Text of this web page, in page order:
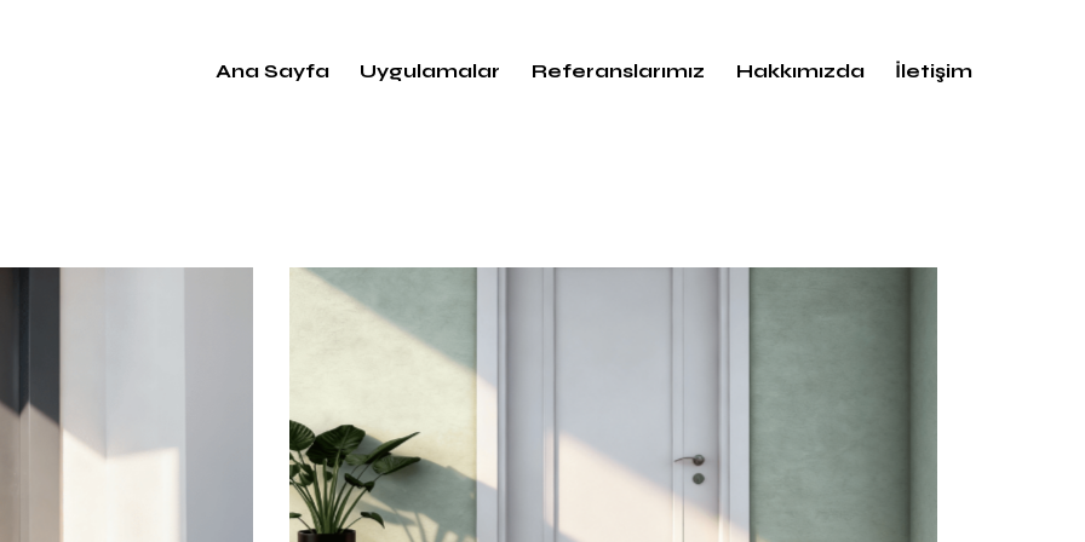
Ana Sayfa Uygulamalar Referanslarımız Hakkımızda İletişim